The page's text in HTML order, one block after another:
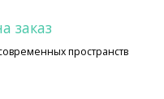
заказ
пространств